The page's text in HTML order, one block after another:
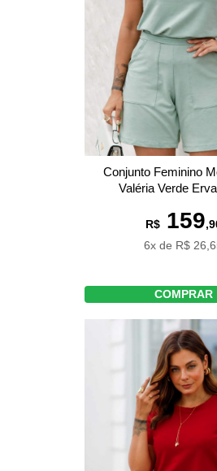
Conjunto Feminino
Valéria Verde
R$159
6x de R$
COMPRAR